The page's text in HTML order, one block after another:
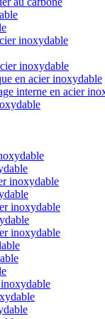
inoxydable
inoxydable
en acier inoxydable
interne en acier
inoxydable
inoxydable
inoxydable